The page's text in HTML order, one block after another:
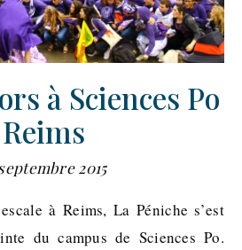
à Sciences Po
Reims
2015
du campus de Sciences Po.